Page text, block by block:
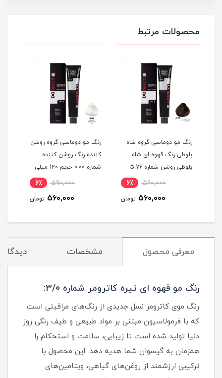
محصولات مرتبط
رنگ مو دوماسی گروه شاه
بلوطی رنگ قهوه ای شاه
بلوطی روشن شماره 5.76
590,000 6٪
560,000 تومان
رنگ مو دوماسی گروه روشن
کننده رنگ روشن کننده
شماره 0.00 حجم 120 میلی
590,000 6٪
560,000 تومان
معرفی محصول مشخصات
رنگ مو قهوه ای تیره کاترومر شماره 3/0:
رنگ موی کاترومر نسل جدیدی از رنگ‌های مراقبتی است
که با فرمولاسیون مبتنی بر مواد طبیعی و طیف رنگی روز
دنیا تولید شده است تا زیبایی، سلامت و استحکام را
همزمان به گیسوان شما هدیه دهد. این محصول با
ترکیبی ارزشمند از روغن‌های گیاهی، ویتامین‌های